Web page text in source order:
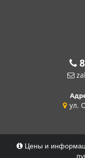
8
ул.
Цены и